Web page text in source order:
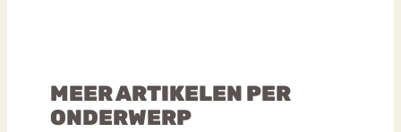
MEER ARTIKELEN PER
ONDERWERP